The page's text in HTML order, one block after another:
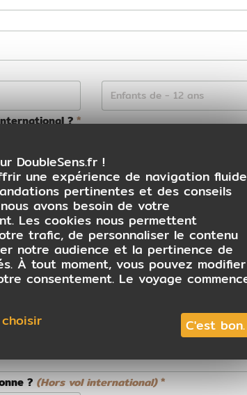
?
de votre voyage ?
? (Hors vol international)
DoubleSens.fr !
une expérience de navigation
pertinentes et des conseils
avons besoin de votre
Les cookies nous permettent
trafic, de personnaliser le contenu
notre audience et la pertinence de
À tout moment, vous pouvez modifier
consentement. Le voyage
C'est bon.